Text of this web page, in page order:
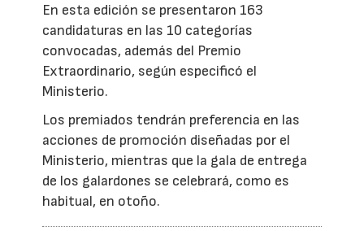
En esta edición se presentaron 163
candidaturas en las 10 categorías
convocadas, además del Premio
Extraordinario, según especificó el
Ministerio.
Los premiados tendrán preferencia en las
acciones de promoción diseñadas por el
Ministerio, mientras que la gala de entrega
de los galardones se celebrará, como es
habitual, en otoño.